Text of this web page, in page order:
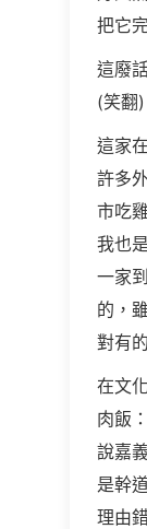
把它
這廢
(笑翻)
這家
許多
市吃
我也
一家
的，
對有
在文
肉飯
說嘉
是幹
理由